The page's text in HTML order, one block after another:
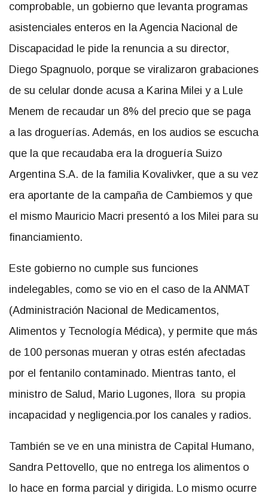
comprobable, un gobierno que levanta programas
asistenciales enteros en la Agencia Nacional de
Discapacidad le pide la renuncia a su director,
Diego Spagnuolo, porque se viralizaron grabaciones
de su celular donde acusa a Karina Milei y a Lule
Menem de recaudar un 8% del precio que se paga
a las droguerías. Además, en los audios se escucha
que la que recaudaba era la droguería Suizo
Argentina S.A. de la familia Kovalivker, que a su vez
era aportante de la campaña de Cambiemos y que
el mismo Mauricio Macri presentó a los Milei para su
financiamiento.
Este gobierno no cumple sus funciones
indelegables, como se vio en el caso de la ANMAT
(Administración Nacional de Medicamentos,
Alimentos y Tecnología Médica), y permite que más
de 100 personas mueran y otras estén afectadas
por el fentanilo contaminado. Mientras tanto, el
ministro de Salud, Mario Lugones, llora su propia
incapacidad y negligencia.por los canales y radios.
También se ve en una ministra de Capital Humano,
Sandra Pettovello, que no entrega los alimentos o
lo hace en forma parcial y dirigida. Lo mismo ocurre